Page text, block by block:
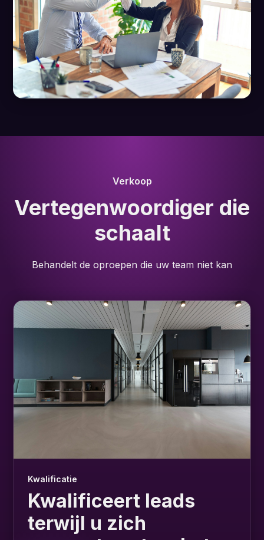
Verkoop
Vertegenwoordiger die
schaalt
Behandelt de oproepen die uw team niet kan
Kwalificatie
Kwalificeert leads
terwijl u zich